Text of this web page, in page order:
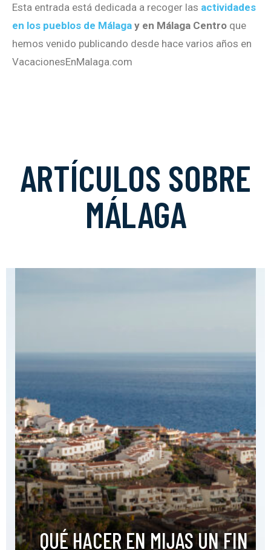
Esta entrada está dedicada a recoger las actividades
en los pueblos de Málaga y en Málaga Centro que
hemos venido publicando desde hace varios años en
VacacionesEnMalaga.com
ARTÍCULOS SOBRE
MÁLAGA
QUÉ HACER EN MIJAS UN FIN